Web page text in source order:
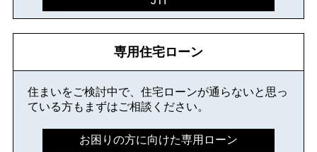
専用住宅ローン
住まいをご検討中で、住宅ローンが通らないと思っ
ている方もまずはご相談ください。
お困りの方に向けた専用ローン